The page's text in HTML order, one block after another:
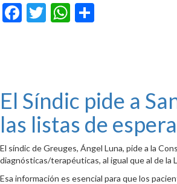
Facebook
TwitterWhatsApp
El Síndic pide a
las listas de espera
El síndic de Greuges, Ángel Luna, pide a la
diagnósticas/terapéuticas, al igual que al de la
Esa información es esencial para que los